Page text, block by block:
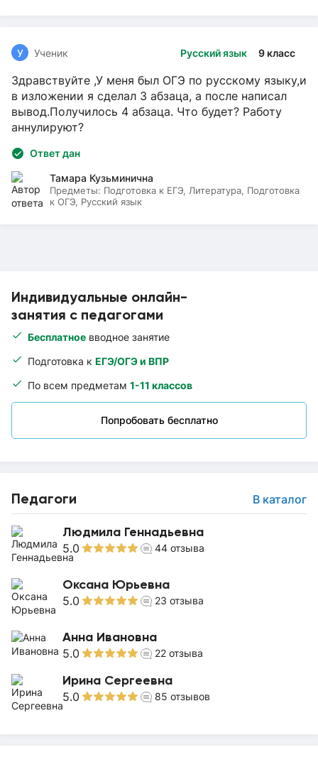
Индивидуальные онлайн-
занятия с педагогами
Бесплатное вводное занятие
Подготовка к ЕГЭ/ОГЭ и ВПР
По всем предметам 1-11 классов
Попробовать бесплатно
Педагоги В каталог
Людмила Геннадьевна
5.0 44 отзыва
Оксана Юрьевна
5.0 23 отзыва
Анна Ивановна
5.0 22 отзыва
Ирина Сергеевна
5.0 85 отзывов
Русский язык 9 класс
У Ученик
Здравствуйте ,У меня был ОГЭ по русскому языку,и
в изложении я сделал 3 абзаца, а после написал
вывод.Получилось 4 абзаца. Что будет? Работу
аннулируют?
Ответ дан
Тамара Кузьминична
Предметы: Подготовка к ЕГЭ, Литература, Подготовка
к ОГЭ, Русский язык